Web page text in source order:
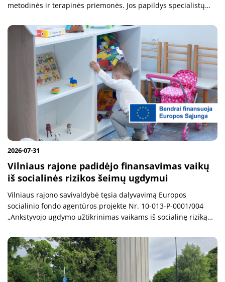
metodinės ir terapinės priemonės. Jos papildys specialistų
prisidės prie dar...
2026-07-31
Vilniaus rajone padidėjo finansavimas vaikų
iš socialinės rizikos šeimų ugdymui
Vilniaus rajono savivaldybė tęsia dalyvavimą Europos
socialinio fondo agentūros projekte Nr. 10-013-P-0001/004
„Ankstyvojo ugdymo užtikrinimas vaikams iš socialinę riziką
visuomenės...